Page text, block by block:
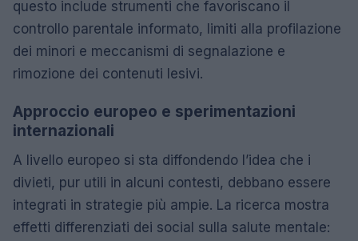
questo include strumenti che favoriscano il
controllo parentale informato, limiti alla profilazione
dei minori e meccanismi di segnalazione e
rimozione dei contenuti lesivi.
Approccio europeo e sperimentazioni
internazionali
A livello europeo si sta diffondendo l’idea che i
divieti, pur utili in alcuni contesti, debbano essere
integrati in strategie più ampie. La ricerca mostra
effetti differenziati dei social sulla salute mentale: